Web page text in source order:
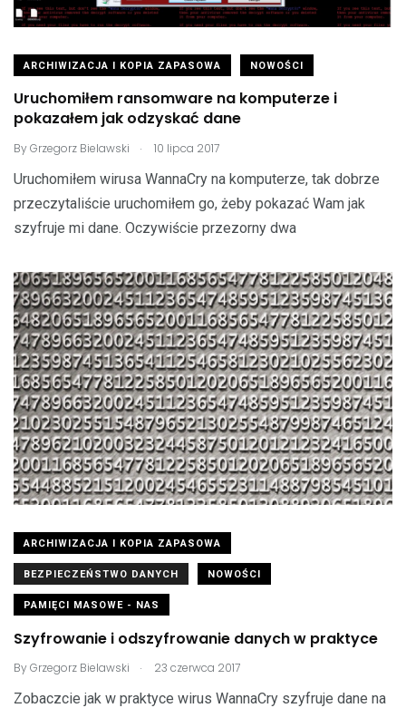
ARCHIWIZACJA I KOPIA ZAPASOWA NOWOŚCI
Uruchomiłem ransomware na komputerze i
pokazałem jak odzyskać dane
ByGrzegorz Bielawski . 10 lipca 2017
Uruchomiłem wirusa WannaCry na komputerze, tak dobrze
przeczytaliście uruchomiłem go, żeby pokazać Wam jak
szyfruje mi dane. Oczywiście przezorny dwa
ARCHIWIZACJA I KOPIA ZAPASOWA
BEZPIECZEŃSTWO DANYCH NOWOŚCI
PAMIĘCI MASOWE - NAS
Szyfrowanie i odszyfrowanie danych w praktyce
ByGrzegorz Bielawski . 23 czerwca 2017
Zobaczcie jak w praktyce wirus WannaCry szyfruje dane na